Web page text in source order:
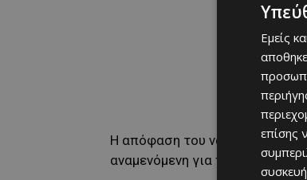
Η απόφαση του να πει
αναμενόμενη για πολλούς.
Εμείς
επίσης